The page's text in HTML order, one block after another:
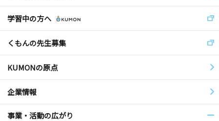
学習中の方へ
くもんの先生募集
KUMONの原点
企業情報
事業・活動の広がり